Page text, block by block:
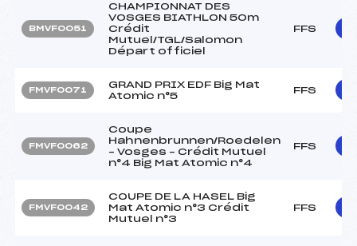
BMVF0051
CHAMPIONNAT DES
VOSGES BIATHLON 50m
Crédit
Mutuel/TGL/Salomon
Départ officiel
FFS
FMVF0071
GRAND PRIX EDF Big Mat
Atomic n°5
FFS
FMVF0062
Coupe
Hahnenbrunnen/Roedelen
– Vosges – Crédit Mutuel
n°4 Big Mat Atomic n°4
FFS
FMVF0042
COUPE DE LA HASEL Big
Mat Atomic n°3 Crédit
Mutuel n°3
FFS